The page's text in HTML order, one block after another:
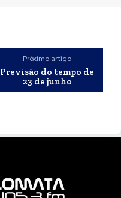
Próximo artigo
Previsão do tempo de
23 de junho